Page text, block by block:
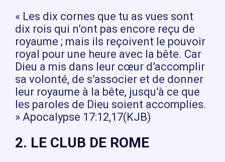
« Les dix cornes que tu as vues sont
dix rois qui n’ont pas encore reçu de
royaume ; mais ils reçoivent le pouvoir
royal pour une heure avec la bête. Car
Dieu a mis dans leur cœur d’accomplir
sa volonté, de s’associer et de donner
leur royaume à la bête, jusqu’à ce que
les paroles de Dieu soient accomplies.
» Apocalypse 17:12,17(KJB)
2. LE CLUB DE ROME